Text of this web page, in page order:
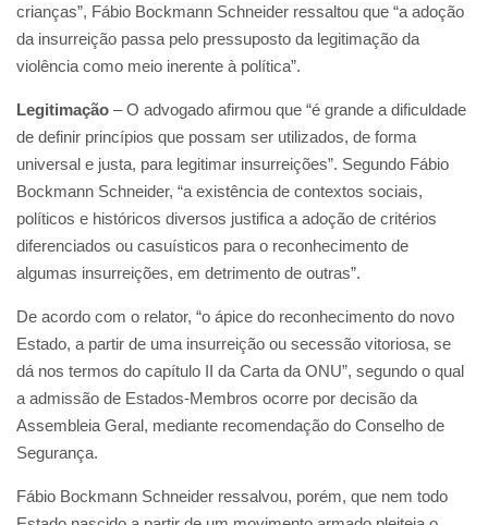
crianças”, Fábio Bockmann Schneider ressaltou que “a adoção
da insurreição passa pelo pressuposto da legitimação da
violência como meio inerente à política”.
Legitimação – O advogado afirmou que “é grande a dificuldade
de definir princípios que possam ser utilizados, de forma
universal e justa, para legitimar insurreições”. Segundo Fábio
Bockmann Schneider, “a existência de contextos sociais,
políticos e históricos diversos justifica a adoção de critérios
diferenciados ou casuísticos para o reconhecimento de
algumas insurreições, em detrimento de outras”.
De acordo com o relator, “o ápice do reconhecimento do novo
Estado, a partir de uma insurreição ou secessão vitoriosa, se
dá nos termos do capítulo II da Carta da ONU”, segundo o qual
a admissão de Estados-Membros ocorre por decisão da
Assembleia Geral, mediante recomendação do Conselho de
Segurança.
Fábio Bockmann Schneider ressalvou, porém, que nem todo